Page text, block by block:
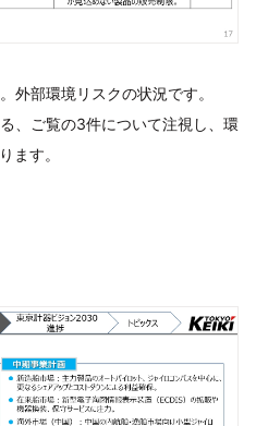
外部環境リスクの状況です。
、ご覧の3件について注視し、環
ます。